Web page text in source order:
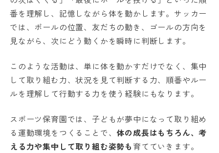
番を理解し、記憶しながら体を動かします。サッカー
では、ボールの位置、友だちの動き、ゴールの方向を
見ながら、次にどう動くかを瞬時に判断します。
このような活動は、単に体を動かすだけでなく、集中
して取り組む力、状況を見て判断する力、順番やルー
ルを理解して行動する力を使う経験にもなります。
スポーツ保育園では、子どもが夢中になって取り組め
る運動環境をつくることで、体の成長はもちろん、考
える力や集中して取り組む姿勢も育てていきます。